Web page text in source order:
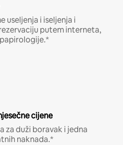
useljenja i iseljenja i
putem interneta,
cijene
za duži boravak i jedna
naknada.*